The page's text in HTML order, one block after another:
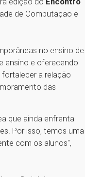
de Computação e
no ensino de
ensino e oferecendo
a relação
das
que ainda enfrenta
Por isso, temos uma
com os alunos",